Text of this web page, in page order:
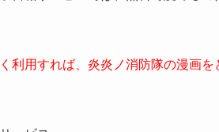
利用すれば、炎炎ノ消防隊の漫画